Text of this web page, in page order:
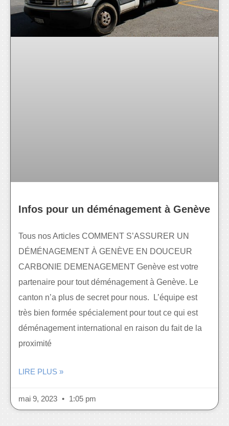
Infos pour un déménagement à Genève
Tous nos Articles COMMENT S’ASSURER UN
DÉMÉNAGEMENT À GENÈVE EN DOUCEUR
CARBONIE DEMENAGEMENT Genève est votre
partenaire pour tout déménagement à Genève. Le
canton n’a plus de secret pour nous. L’équipe est
très bien formée spécialement pour tout ce qui est
déménagement international en raison du fait de la
proximité
LIRE PLUS »
mai 9, 2023 1:05 pm